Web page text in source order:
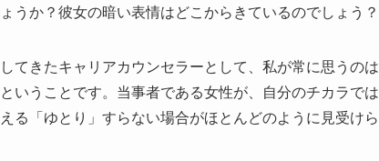
うか？彼女の暗い表情はどこからきているのでしょう？
てきたキャリアカウンセラーとして、私が常に思うの
いうことです。当事者である女性が、自分のチカラで
る「ゆとり」すらない場合がほとんどのように見受けら